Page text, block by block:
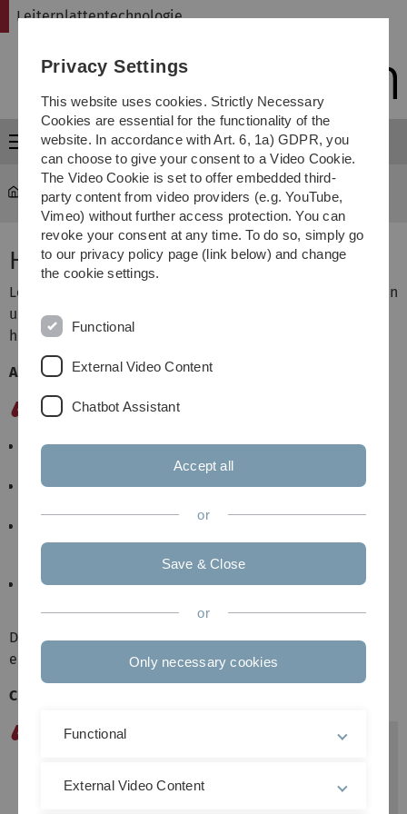
Skip
Skip
Skip
Skip
Leiterplattentechnologie
Menu
Leiterplattentechnologie Herstellungsverfahren
Herstellungsverfahren
Leiterplatten können für unterschiedliche Anwendungen in
unterschiedlichen Verfahren und Oberflächentechniken
hergestellt werden.
Als Oberflächen stehen zur Verfügung:
Chemisch Silber"Standardoberfläche"
Chemisch Nickel-Gold "ENIG" (Gute Lötbarkeit,
bondbar, RoHS-konform)
Kupfer blank (Oxidiert rasch, verschlechterte
verschlechterte Lötbarkeit und Zuverlässigkeit der
Lötstellen, RoHS-konform)
Hot-Air-Leveling mit Bleizinnwird ab 2016 nicht
Die folgende Übersicht ist nicht vollständig, sie soll nur
einen Überblick geben.
Chemisch-Silber-Technik mit und ohne Lötstopp
Schicht versehen. Darauf kann optional
Privacy Settings
This website uses cookies. Strictly Necessary
Cookies are essential for the functionality of the
website. In accordance with Art. 6, 1a) GDPR, you
can choose to give your consent to a Video Cookie.
The Video Cookie is set to offer embedded third-
party content from video providers (e.g. YouTube,
Vimeo) without further access protection. You can
revoke your consent at any time. To do so, simply go
to our privacy policy page (link below) and change
the cookie settings.
Functional
External Video Content
Chatbot Assistant
Accept all
or
Save & Close
or
Only necessary cookies
Functional
External Video Content